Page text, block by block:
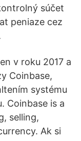
súčet
peniaze cez
v roku 2017 a
Coinbase,
systému
Coinbase is a
selling,
Ak si